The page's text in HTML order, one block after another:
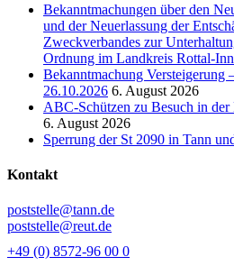
Bekanntmachungen über den
und der Neuerlassung der
Zweckverbandes zur
Ordnung im Landkreis Rottal-Inn
Bekanntmachung Versteigerung
26.10.2026 6. August 2026
ABC-Schützen zu Besuch in
6. August 2026
Sperrung der St 2090 in Tann
Kontakt
poststelle@tann.de
poststelle@reut.de
+49 (0) 8572-96 00 0